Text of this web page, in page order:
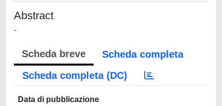
Abstract
-
Scheda breve
Scheda completa
Scheda completa (DC)
Data di pubblicazione